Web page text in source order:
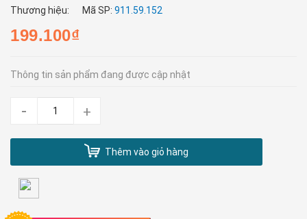
Thương hiệu: Mã SP: 911.59.152
199.100₫
Thông tin sản phẩm đang được cập nhật
- +
Thêm vào giỏ hàng